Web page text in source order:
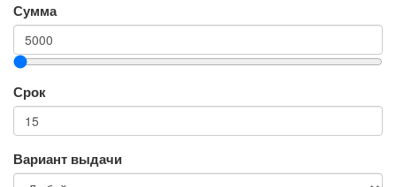
Сумма
Срок
Вариант выдачи